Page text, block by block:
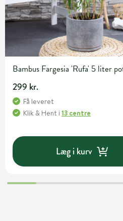
Bambus Fargesia 'Rufa' 5 liter
299 kr.
Få leveret
Klik & Hent i 13 centre
Læg i kurv